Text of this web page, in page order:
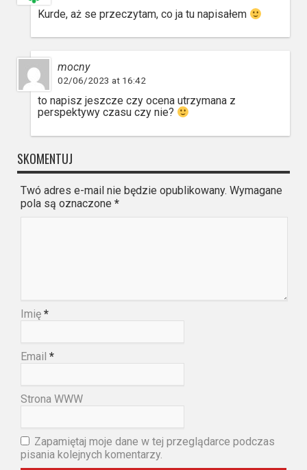
Kurde, aż se przeczytam, co ja tu napisałem
mocny
02/06/2023 at 16:42
to napisz jeszcze czy ocena utrzymana z
perspektywy czasu czy nie?
SKOMENTUJ
Twó adres e-mail nie będzie opublikowany. Wymagane
pola są oznaczone *
Imię *
Email *
Strona WWW
Zapamiętaj moje dane w tej przeglądarce podczas
pisania kolejnych komentarzy.